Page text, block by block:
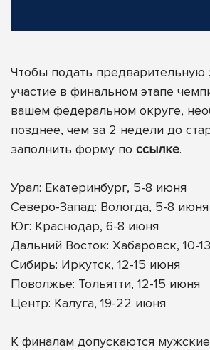
Чтобы подать предварительную
участие в финальном этапе
вашем федеральном округе,
позднее, чем за 2 недели до
заполнить форму по ссылке.
Урал: Екатеринбург, 5-8 июня
Северо-Запад: Вологда, 5-8 июня
Юг: Краснодар, 6-8 июня
Дальний Восток: Хабаровск, 10-
Сибирь: Иркутск, 12-15 июня
Поволжье: Тольятти, 12-15 июня
Центр: Калуга, 19-22 июня
К финалам допускаются